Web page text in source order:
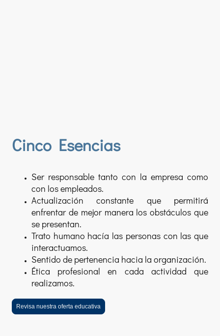
Cinco Esencias
Ser responsable tanto con la empresa como
con los empleados.
Actualización constante que permitirá
enfrentar de mejor manera los obstáculos que
se presentan.
Trato humano hacía las personas con las que
interactuamos.
Sentido de pertenencia hacia la organización.
Ética profesional en cada actividad que
realizamos.
Revisa nuestra oferta educativa